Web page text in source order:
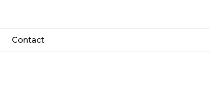
Contact